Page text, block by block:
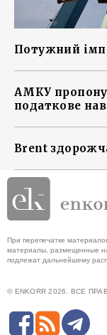
Потужний
АМКУ
податкове
Brent
При перепечатке
материалы, размещенные
подлежат дальнейшему
© ENKORR 2026. ВСЕ